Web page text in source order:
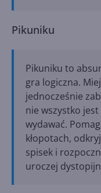
Pikuniku
Pikuniku to
gra logiczna.
jednocześnie
nie wszystko jest
wydawać.
kłopotach,
spisek i
uroczej